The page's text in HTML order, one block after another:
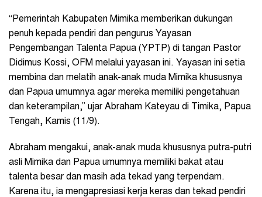
“Pemerintah Kabupaten Mimika memberikan dukungan
penuh kepada pendiri dan pengurus Yayasan
Pengembangan Talenta Papua (YPTP) di tangan Pastor
Didimus Kossi, OFM melalui yayasan ini. Yayasan ini setia
membina dan melatih anak-anak muda Mimika khususnya
dan Papua umumnya agar mereka memiliki pengetahuan
dan keterampilan,” ujar Abraham Kateyau di Timika, Papua
Tengah, Kamis (11/9).
Abraham mengakui, anak-anak muda khususnya putra-putri
asli Mimika dan Papua umumnya memiliki bakat atau
talenta besar dan masih ada tekad yang terpendam.
Karena itu, ia mengapresiasi kerja keras dan tekad pendiri